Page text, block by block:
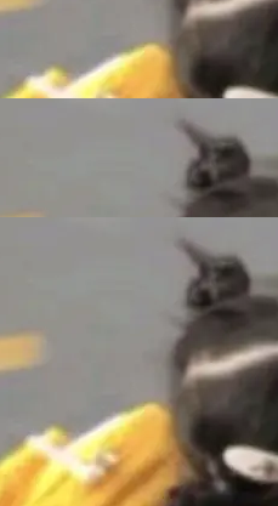
作，...
头相比，Spa
。然而，支
然不同的面
依托充沛的经
句话概括：
install.
动规划、写
据介绍，Muse
。这些后
图谱校
局视野。整个
→ 控制难度
TENT。
Mooncake T
、非零拷贝
底层基
续腾讯网平将
性能通信组
中实现了一
业研发场景的
借卓越的技术
私有化部署，
来越多企业已
调用公有云模
率。但随着 AI
工智能
《2025年人工
示人工智能在
、行业赋能、